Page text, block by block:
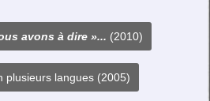
avons à dire »... (2010)
plusieurs langues (2005)